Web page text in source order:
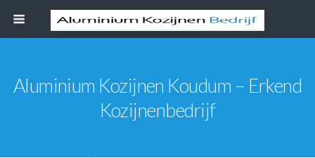
Aluminium Kozijnen Koudum – Erkend
Kozijnenbedrijf